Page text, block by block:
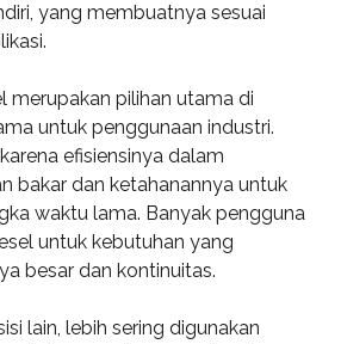
yang membuatnya sesuai
merupakan pilihan utama di
untuk penggunaan industri.
efisiensinya dalam
bakar dan ketahanannya untuk
waktu lama. Banyak pengguna
untuk kebutuhan yang
besar dan kontinuitas.
lain, lebih sering digunakan